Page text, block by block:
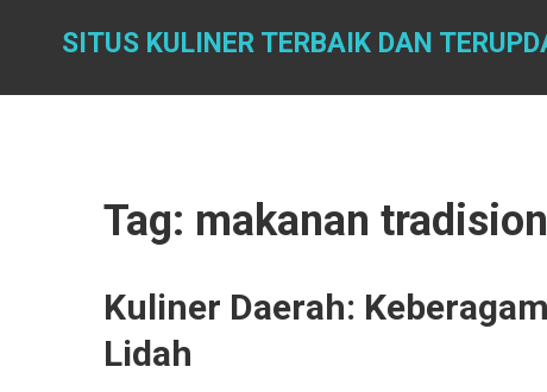
SITUS KULINER TERBAIK DAN
Tag: makanan
Kuliner Daerah:
Lidah